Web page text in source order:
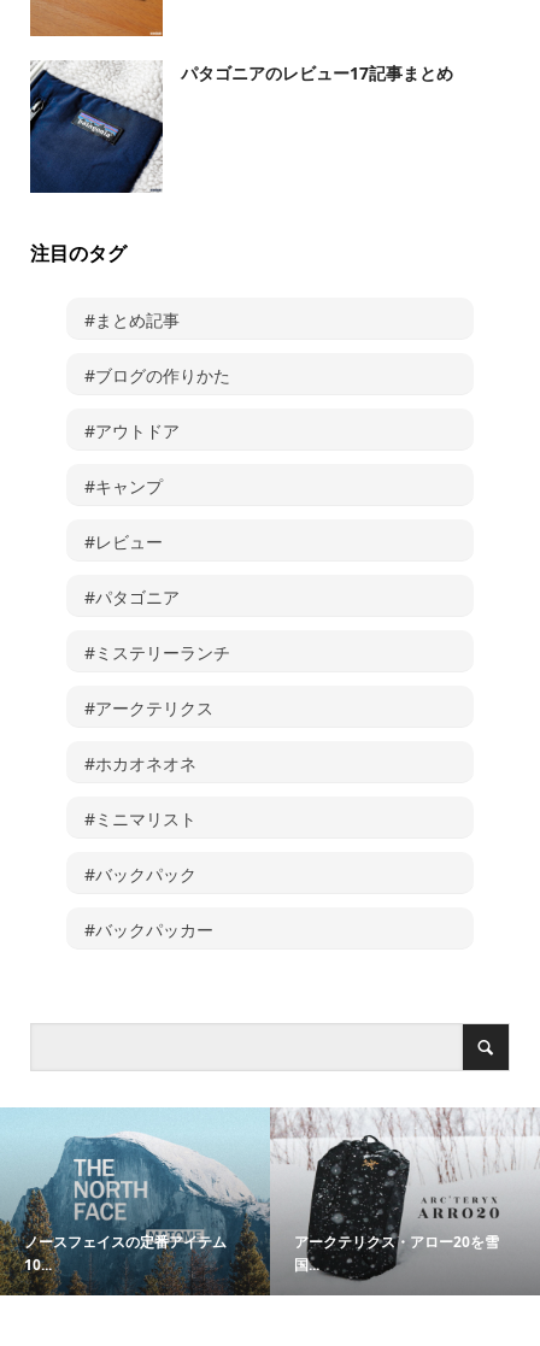
パタゴニアのレビュー17記事まとめ
注目のタグ
#まとめ記事
#ブログの作りかた
#アウトドア
#キャンプ
#レビュー
#パタゴニア
#ミステリーランチ
#アークテリクス
#ホカオネオネ
#ミニマリスト
#バックパック
#バックパッカー
ノースフェイスの定番アイテム
10...
アークテリクス・アロー20を雪
国...